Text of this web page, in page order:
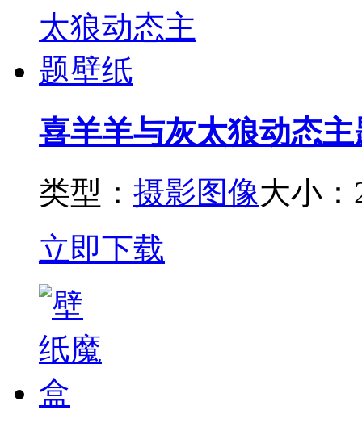
喜羊羊与灰太狼动态
类型： 摄影图像大小：
立即下载